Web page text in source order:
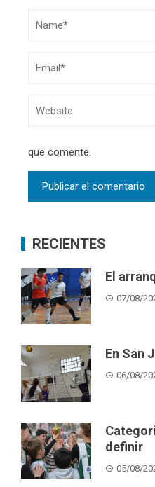
que comente.
RECIENTES
El
07/08/
En San
06/08/
definir
05/08/